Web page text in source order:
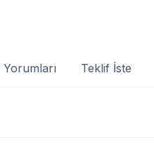
Teklif İste